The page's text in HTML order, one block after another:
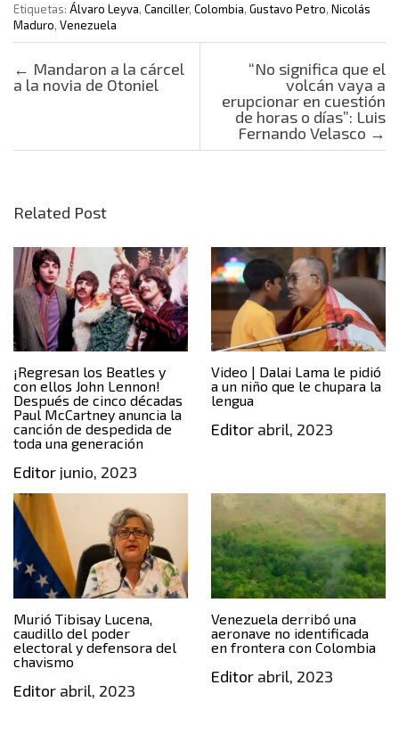
Etiquetas: Álvaro Leyva, Canciller, Colombia, Gustavo Petro, Nicolás
Maduro, Venezuela
Post navigation
← Mandaron a la cárcel
a la novia de Otoniel
“No significa que el
volcán vaya a
erupcionar en cuestión
de horas o días”: Luis
Fernando Velasco →
Related Post
¡Regresan los Beatles y
con ellos John Lennon!
Después de cinco décadas
Paul McCartney anuncia la
canción de despedida de
toda una generación
Editor junio, 2023
Video | Dalai Lama le pidió
a un niño que le chupara la
lengua
Editorabril, 2023
Murió Tibisay Lucena,
caudillo del poder
electoral y defensora del
chavismo
Editor abril, 2023
⁩Venezuela derribó una
aeronave no identificada
en frontera con Colombia
Editorabril, 2023